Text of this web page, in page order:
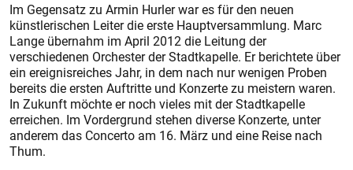
Im Gegensatz zu Armin Hurler war es für den neuen
künstlerischen Leiter die erste Hauptversammlung. Marc
Lange übernahm im April 2012 die Leitung der
verschiedenen Orchester der Stadtkapelle. Er berichtete über
ein ereignisreiches Jahr, in dem nach nur wenigen Proben
bereits die ersten Auftritte und Konzerte zu meistern waren.
In Zukunft möchte er noch vieles mit der Stadtkapelle
erreichen. Im Vordergrund stehen diverse Konzerte, unter
anderem das Concerto am 16. März und eine Reise nach
Thum.